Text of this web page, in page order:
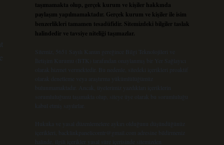
taşımamakta olup, gerçek kurum ve kişiler hakkında
paylaşım yapılmamaktadır. Gerçek kurum ve kişiler ile isim
benzerlikleri tamamen tesadüfidir. Sitemizdeki bilgiler taslak
halindedir ve tavsiye niteliği taşımazlar.
Sitemiz, 5651 Sayılı Kanun gereğince Bilgi Teknolojileri ve
İletişim Kurumu (BTK) tarafından onaylanmış bir Yer Sağlayıcı
olarak hizmet vermektedir. Bu nedenle, sitedeki içerikleri proaktif
olarak denetleme veya araştırma yükümlülüğümüz
bulunmamaktadır. Ancak, üyelerimiz yazdıkları içeriklerin
sorumluluğunu taşımakta olup, siteye üye olarak bu sorumluluğu
kabul etmiş sayılırlar.
Hukuka ve yasal düzenlemelere aykırı olduğunu düşündüğünüz
içerikleri,
backlinkpanelicomtr@gmail.com
adresine bildirmeniz
halinde, ilgili içerikler yasal süre içerisinde sitemizden